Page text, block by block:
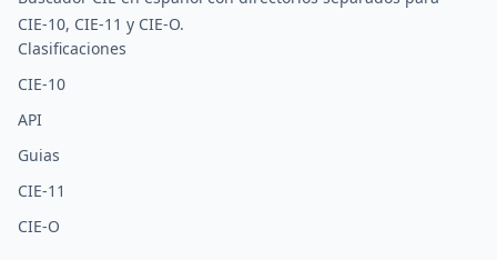
CIE-10, CIE-11 y CIE-O.
Clasificaciones
CIE-10
API
Guias
CIE-11
CIE-O